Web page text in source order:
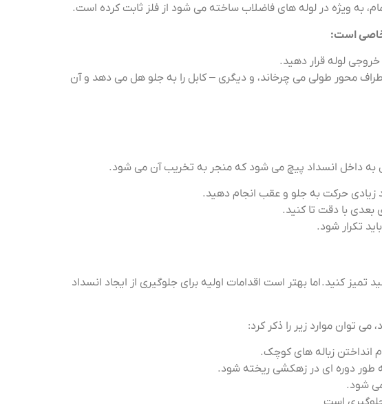
به ویژه در لوله های فاضلاب ساخته می شود از فلز ثابت کرده است.
خاصی است:
خروجی لوله قرار دهید.
اطراف محور طولی می چرخاند، و دیگری – کابل را به جلو هل می دهد و آن
به داخل انسداد پیچ ​​می شود که منجر به تخریب آن می شود.
حرکت به جلو و عقب انجام دهید.
بعدی با دقت تا کنید.
تکرار شود.
کنید. اما بهتر است اقدامات اولیه برای جلوگیری از ایجاد انسداد
توان موارد زیر را ذکر کرد:
انداختن زباله های کوچک.
به طور دوره ای در زهکشی ریخته شود.
می شود.